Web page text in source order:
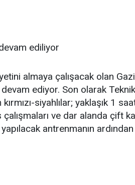
ediliyor
almaya çalışacak olan
devam ediyor. Son olarak
siyahlılar; yaklaşık 1
çalışmaları ve dar alanda çift
antrenmanın